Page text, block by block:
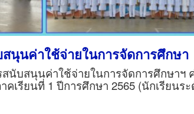
นุนค่าใช้จ่ายในการจัดการศึกษา
นับสนุนค่าใช้จ่ายในการจัดการศึกษาฯ
เรียนที่ 1 ปีการศึกษา 2565 (นักเรียนร